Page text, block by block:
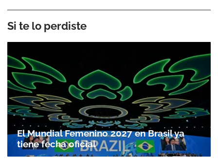
Si te lo perdiste
El Mundial Femenino 2027 en Brasil ya
tiene fecha oficial